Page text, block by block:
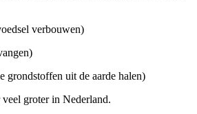
verbouwen)
grondstoffen uit de aarde halen)
groter in Nederland.